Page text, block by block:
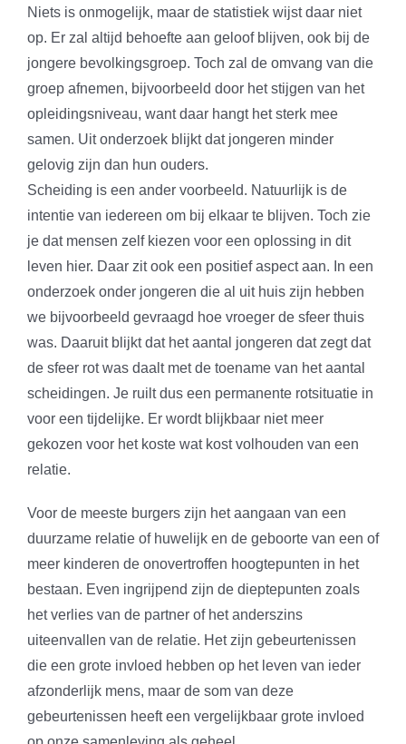
Niets is onmogelijk, maar de statistiek wijst daar niet
op. Er zal altijd behoefte aan geloof blijven, ook bij de
jongere bevolkingsgroep. Toch zal de omvang van die
groep afnemen, bijvoorbeeld door het stijgen van het
opleidingsniveau, want daar hangt het sterk mee
samen. Uit onderzoek blijkt dat jongeren minder
gelovig zijn dan hun ouders.
Scheiding is een ander voorbeeld. Natuurlijk is de
intentie van iedereen om bij elkaar te blijven. Toch zie
je dat mensen zelf kiezen voor een oplossing in dit
leven hier. Daar zit ook een positief aspect aan. In een
onderzoek onder jongeren die al uit huis zijn hebben
we bijvoorbeeld gevraagd hoe vroeger de sfeer thuis
was. Daaruit blijkt dat het aantal jongeren dat zegt dat
de sfeer rot was daalt met de toename van het aantal
scheidingen. Je ruilt dus een permanente rotsituatie in
voor een tijdelijke. Er wordt blijkbaar niet meer
gekozen voor het koste wat kost volhouden van een
relatie.
Voor de meeste burgers zijn het aangaan van een
duurzame relatie of huwelijk en de geboorte van een of
meer kinderen de onovertroffen hoogtepunten in het
bestaan. Even ingrijpend zijn de dieptepunten zoals
het verlies van de partner of het anderszins
uiteenvallen van de relatie. Het zijn gebeurtenissen
die een grote invloed hebben op het leven van ieder
afzonderlijk mens, maar de som van deze
gebeurtenissen heeft een vergelijkbaar grote invloed